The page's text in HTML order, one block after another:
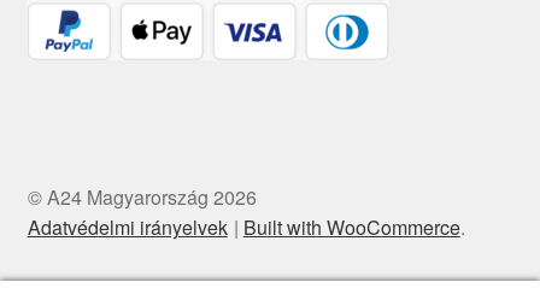
© A24 Magyarország 2026
Adatvédelmi irányelvek
Built with WooCommerce.